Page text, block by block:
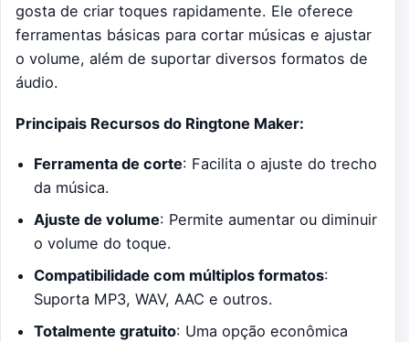
gosta de criar toques rapidamente. Ele oferece
ferramentas básicas para cortar músicas e ajustar
o volume, além de suportar diversos formatos de
áudio.
Principais Recursos do Ringtone Maker:
Ferramenta de corte: Facilita o ajuste do trecho
da música.
Ajuste de volume: Permite aumentar ou diminuir
o volume do toque.
Compatibilidade com múltiplos formatos:
Suporta MP3, WAV, AAC e outros.
Totalmente gratuito: Uma opção econômica